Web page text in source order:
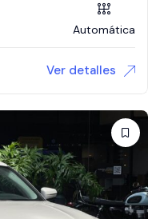
Automática
Ver detalles